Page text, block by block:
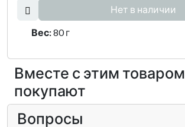
Нет в наличии
Вес:80 г
Вместе с этим товаром
покупают
Вопросы